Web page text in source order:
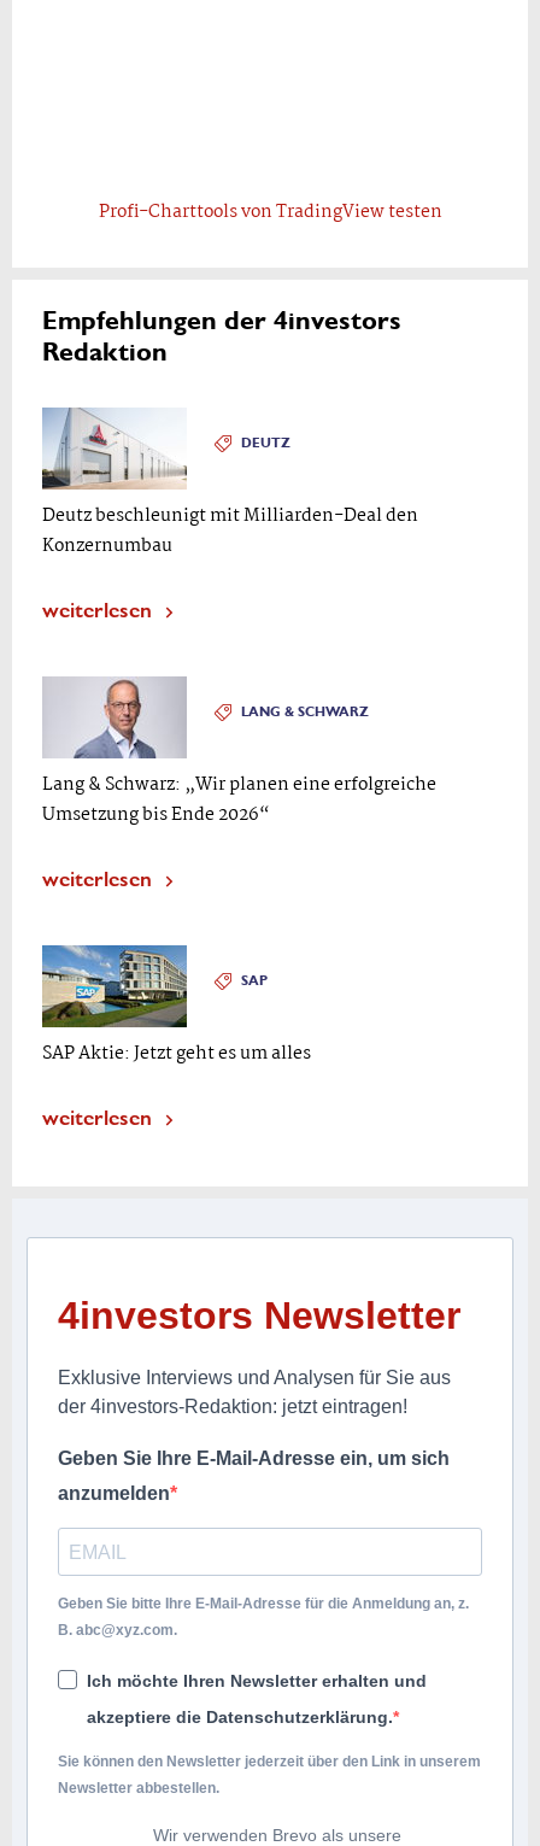
Profi-Charttools von TradingView testen
Empfehlungen der 4investors
Redaktion
DEUTZ
Deutz beschleunigt mit Milliarden-Deal den
Konzernumbau
weiterlesen
LANG & SCHWARZ
Lang & Schwarz: „Wir planen eine erfolgreiche
Umsetzung bis Ende 2026“
weiterlesen
SAP
SAP Aktie: Jetzt geht es um alles
weiterlesen
4investors Newsletter
Exklusive Interviews und Analysen für Sie aus
der 4investors-Redaktion: jetzt eintragen!
Geben Sie Ihre E-Mail-Adresse ein, um sich
anzumelden
Geben Sie bitte Ihre E-Mail-Adresse für die Anmeldung an, z.
B. abc@xyz.com.
Ich möchte Ihren Newsletter erhalten und
akzeptiere die Datenschutzerklärung.
Sie können den Newsletter jederzeit über den Link in unserem
Newsletter abbestellen.
Wir verwenden Brevo als unsere